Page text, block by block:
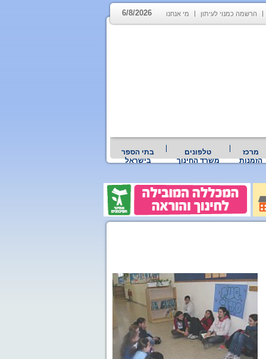
הרשמה כמנוי לעיתון מי אנחנו 6/8/2026
מרכז
הזמנות
טלפונים
משרד החינוך
בתי הספר
בישראל